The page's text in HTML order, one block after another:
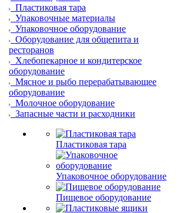
Пластиковая тара
Упаковочные материалы
Упаковочное оборудование
Оборудование для общепита и
ресторанов
Хлебопекарное и кондитерское
оборудование
Мясное и рыбо перерабатывающее
оборудование
Молочное оборудование
Запасные части и расходники
Пластиковая тара
Упаковочное оборудование
Пищевое оборудование